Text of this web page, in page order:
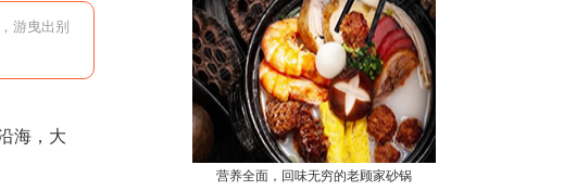
游曳出别
海，大
营养全面，回味无穷的老顾家砂锅